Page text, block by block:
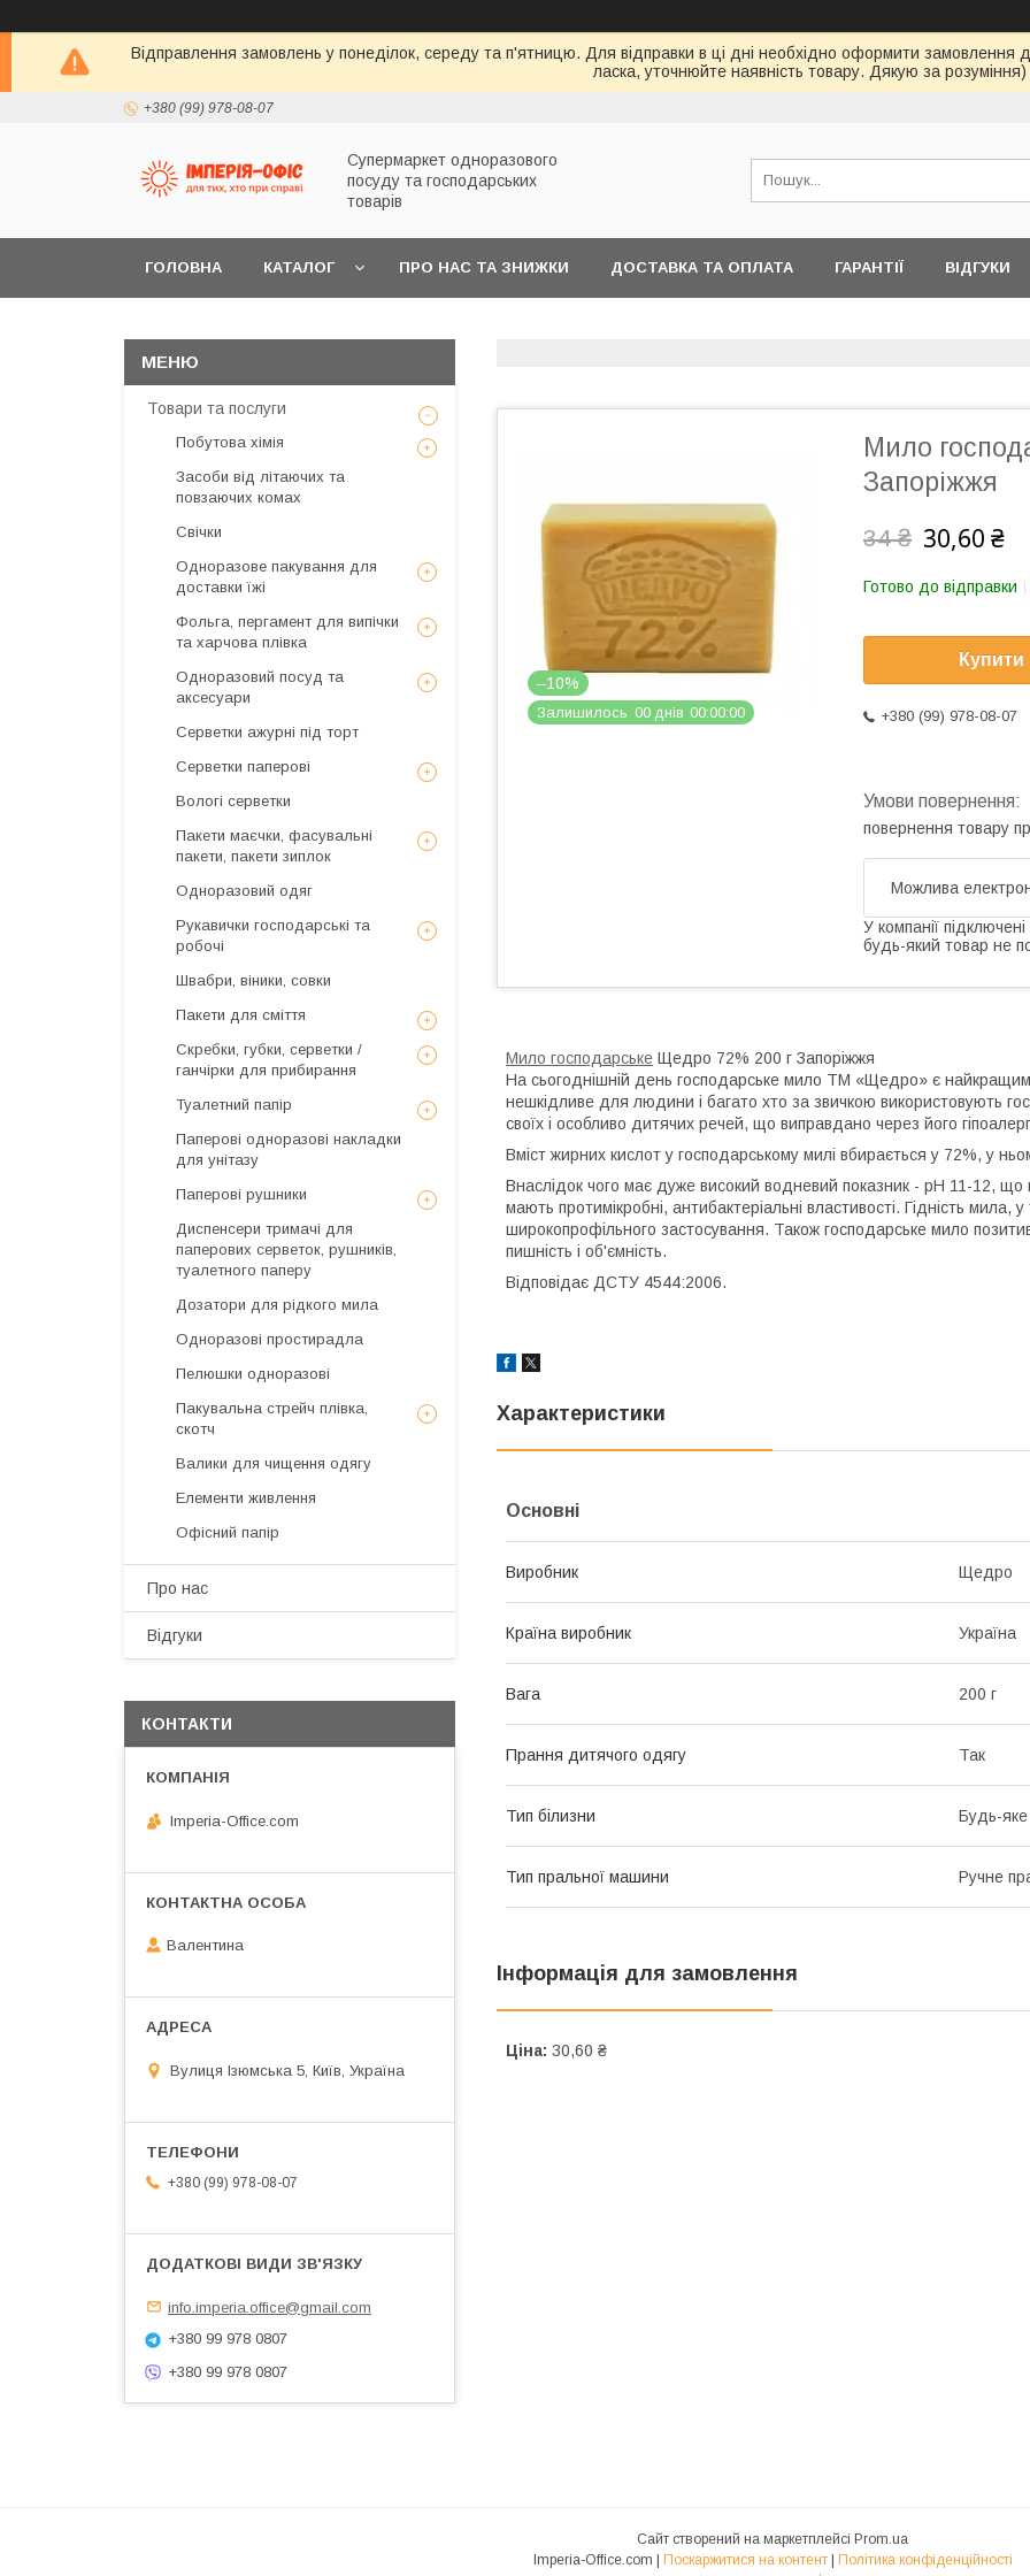
Відправлення замовлень у понеділок, середу та п'ятницю. Для відправки в ці дні необхідно оформити замовлення
ласка, уточнюйте наявність товару. Дякую за розуміння)
+380 (99) 978-08-07
Супермаркет одноразового
посуду та господарських
товарів
ГОЛОВНА КАТАЛОГ ПРО НАС ТА ЗНИЖКИ ДОСТАВКА ТА ОПЛАТА ГАРАНТІЇ ВІДГУКИ
–10%
Залишилось 00 днів 00 00 00
Мило
Запоріжжя
34 ₴ 30,60 ₴
Готово до відправки
Купити
+380 (99) 978-08-07
повернення товару
У компанії
будь-який товар не
Мило господарське Щедро 72% 200 г Запоріжжя
На сьогоднішній день господарське мило ТМ «Щедро» є
нешкідливе для людини і багато хто за звичкою використовують
своїх і особливо дитячих речей, що виправдано через його
Вміст жирних кислот у господарському милі вбирається у 72%, у
Внаслідок чого має дуже високий водневий показник - pH 11-12, що
мають протимікробні, антибактеріальні властивості. Гідність мила,
широкопрофільного застосування. Також господарське мило
пишність і об'ємність.
Відповідає ДСТУ 4544:2006.
Характеристики
Основні
Виробник Щедро
Країна виробник Україна
Вага 200 г
Прання дитячого одягу Так
Тип білизни Будь-яке
Тип пральної машини Ручне
Інформація для замовлення
Ціна: 30,60 ₴
Товари та послуги
Побутова хімія
Засоби від літаючих та
повзаючих комах
Свічки
Одноразове пакування для
доставки їжі
Фольга, пергамент для випічки
та харчова плівка
Одноразовий посуд та
аксесуари
Серветки ажурні під торт
Серветки паперові
Вологі серветки
Пакети маєчки, фасувальні
пакети, пакети зиплок
Одноразовий одяг
Рукавички господарські та
робочі
Швабри, віники, совки
Пакети для сміття
Скребки, губки, серветки /
ганчірки для прибирання
Туалетний папір
Паперові одноразові накладки
для унітазу
Паперові рушники
Диспенсери тримачі для
паперових серветок, рушників,
туалетного паперу
Дозатори для рідкого мила
Одноразові простирадла
Пелюшки одноразові
Пакувальна стрейч плівка,
скотч
Валики для чищення одягу
Елементи живлення
Офісний папір
Про нас
Відгуки
КОНТАКТИ
Imperia-Office.com
Валентина
Вулиця Ізюмська 5, Київ, Україна
+380 (99) 978-08-07
info.imperia.office@gmail.com
+380 99 978 0807
+380 99 978 0807
Сайт створений на маркетплейсі Prom.ua
Поскаржитися на контент
Політика конфіденційності